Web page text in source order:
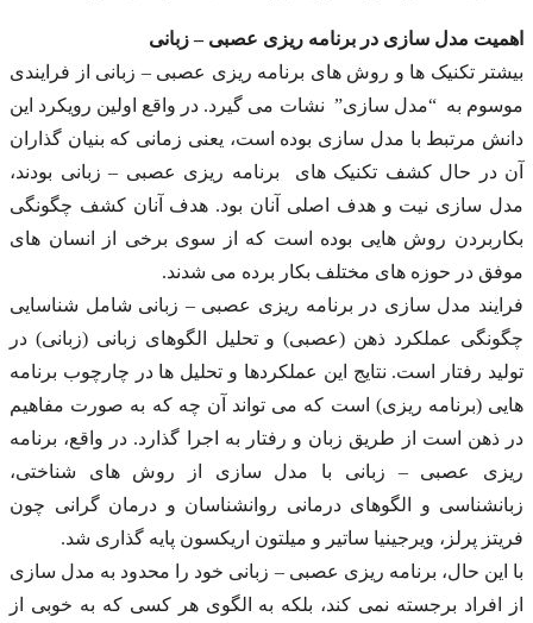
اهمیت مدل سازی در برنامه ریزی عصبی – زبانی
بیشتر تکنیک ها و روش های برنامه ریزی عصبی – زبانی از فرایندی
موسوم به “مدل سازی” نشات می گیرد. در واقع اولین رویکرد این
دانش مرتبط با مدل سازی بوده است، یعنی زمانی که بنیان گذاران
آن در حال کشف تکنیک های برنامه ریزی عصبی – زبانی بودند،
مدل سازی نیت و هدف اصلی آنان بود. هدف آنان کشف چگونگی
بکاربردن روش هایی بوده است که از سوی برخی از انسان های
موفق در حوزه های مختلف بکار برده می شدند.
فرایند مدل سازی در برنامه ریزی عصبی – زبانی شامل شناسایی
چگونگی عملکرد ذهن (عصبی) و تحلیل الگوهای زبانی (زبانی) در
تولید رفتار است. نتایج این عملکردها و تحلیل ها در چارچوب برنامه
هایی (برنامه ریزی) است که می تواند آن چه که به صورت مفاهیم
در ذهن است از طریق زبان و رفتار به اجرا گذارد. در واقع، برنامه
ریزی عصبی – زبانی با مدل سازی از روش های شناختی،
زبانشناسی و الگوهای درمانی روانشناسان و درمان گرانی چون
فریتز پرلز، ویرجینیا ساتیر و میلتون اریکسون پایه گذاری شد.
با این حال، برنامه ریزی عصبی – زبانی خود را محدود به مدل سازی
از افراد برجسته نمی کند، بلکه به الگوی هر کسی که به خوبی از